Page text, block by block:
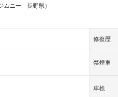
ムニー 長野県）
修復歴
禁煙車
車検